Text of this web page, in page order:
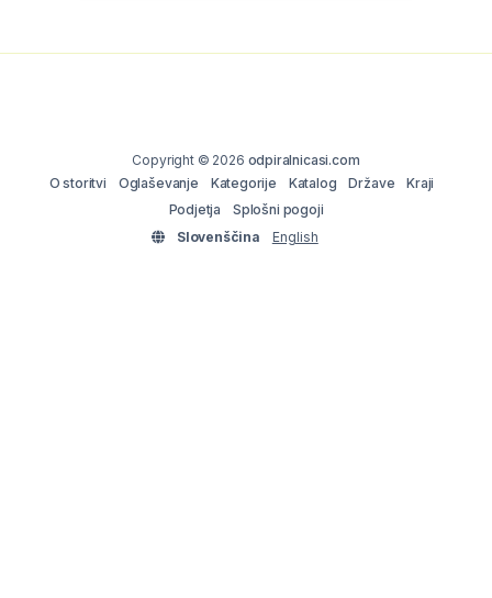
Copyright © 2026 odpiralnicasi.com
O storitvi
Oglaševanje Kategorije Katalog Države
Kraji
Podjetja
Splošni pogoji
Slovenščina
English